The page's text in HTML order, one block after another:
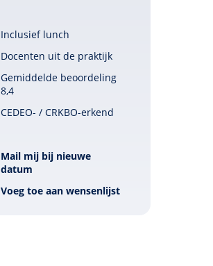
Inclusief lunch
Docenten uit de praktijk
Gemiddelde beoordeling
8,4
CEDEO- / CRKBO-erkend
Mail mij bij nieuwe
datum
Voeg toe aan wensenlijst